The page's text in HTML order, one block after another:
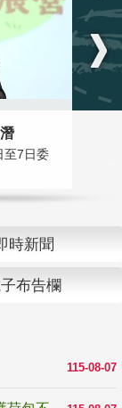
至7日委
時新聞
布告欄
115-08-07